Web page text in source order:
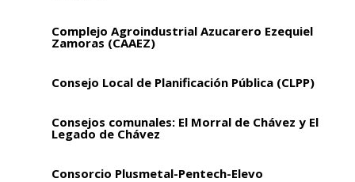
Complejo Agroindustrial Azucarero Ezequiel
Zamoras (CAAEZ)
Consejo Local de Planificación Pública (CLPP)
Consejos comunales: El Morral de Chávez y El
Legado de Chávez
Consorcio Plusmetal-Pentech-Elevo